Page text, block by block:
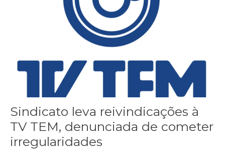
Sindicato leva reivindicações à
TV TEM, denunciada de cometer
irregularidades